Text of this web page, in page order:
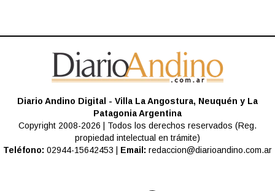
Diario Andino Digital - Villa La Angostura, Neuquén y La
Patagonia Argentina
Copyright 2008-2026 | Todos los derechos reservados (Reg.
propiedad intelectual en trámite)
Teléfono: 02944-15642453 | Email: redaccion@diarioandino.com.ar